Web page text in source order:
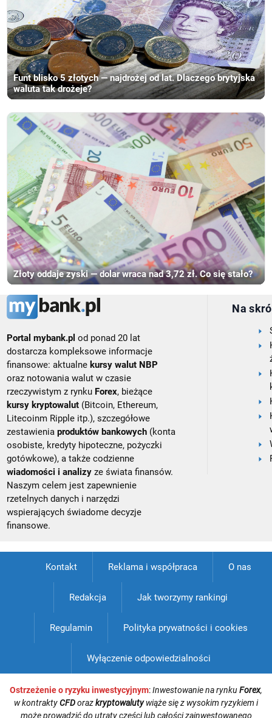
Funt blisko 5 złotych — najdrożej od lat. Dlaczego brytyjska
waluta tak drożeje?
Złoty oddaje zyski — dolar wraca nad 3,72 zł. Co się stało?
Portal mybank.pl od ponad 20 lat
dostarcza kompleksowe informacje
finansowe: aktualne kursy walut NBP
oraz notowania walut w czasie
rzeczywistym z rynku Forex, bieżące
kursy kryptowalut (Bitcoin, Ethereum,
Litecoinm Ripple itp.), szczegółowe
zestawieniaproduktów bankowych (konta
osobiste, kredyty hipoteczne, pożyczki
gotówkowe), a także codzienne
wiadomości i analizy ze świata finansów.
Naszym celem jest zapewnienie
rzetelnych danych i narzędzi
wspierających świadome decyzje
finansowe.
Na
Kontakt Reklama i współpraca O nas
Redakcja Jak tworzymy rankingi
Regulamin Polityka prywatności i cookies
Wyłączenie odpowiedzialności
Ostrzeżenie o ryzyku inwestycyjnym:Inwestowanie na rynkuForex,
w kontraktyCFDorazkryptowalutywiąże się z wysokim ryzykiem i
może prowadzić do utraty części lub całości zainwestowanego